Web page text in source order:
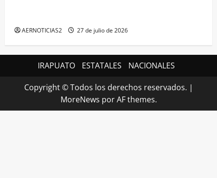
AERNOTICIAS2 27 de julio de 2026
IRAPUATO ESTATALES NACIONALES
Copyright © Todos los derechos reservados. |
MoreNews por AF themes.